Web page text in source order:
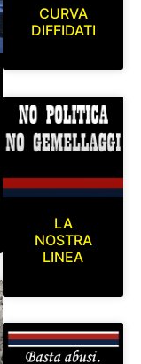
CURVA
DIFFIDATI
LA
NOSTRA
LINEA